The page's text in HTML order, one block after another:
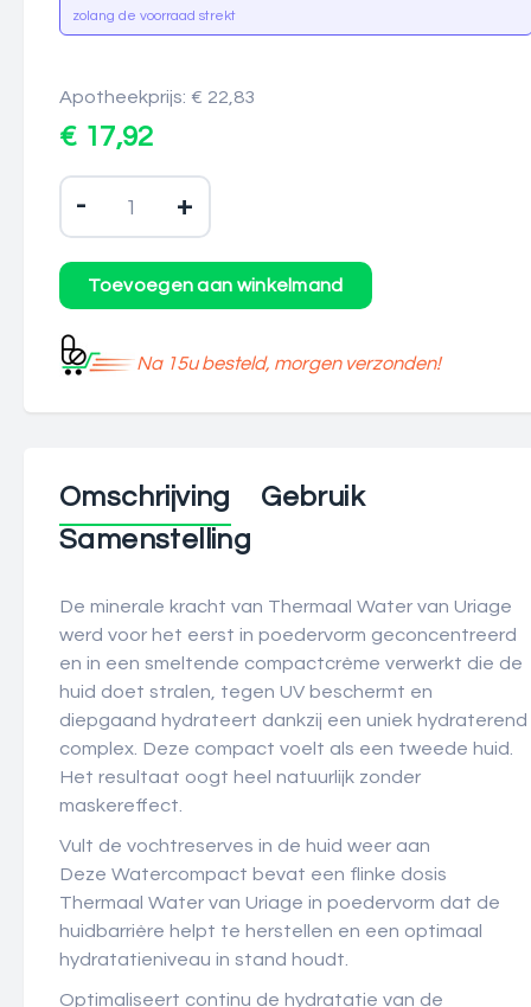
zolang de voorraad strekt
Apotheekprijs: € 22,83
€ 17,92
- +
Na 15u besteld, morgen verzonden!
Omschrijving
Gebruik
Samenstelling
De minerale kracht van Thermaal Water van Uriage
werd voor het eerst in poedervorm geconcentreerd
en in een smeltende compactcrème verwerkt die de
huid doet stralen, tegen UV beschermt en
diepgaand hydrateert dankzij een uniek hydraterend
complex. Deze compact voelt als een tweede huid.
Het resultaat oogt heel natuurlijk zonder
maskereffect.
Vult de vochtreserves in de huid weer aan
Deze Watercompact bevat een flinke dosis
Thermaal Water van Uriage in poedervorm dat de
huidbarrière helpt te herstellen en een optimaal
hydratatieniveau in stand houdt.
Optimaliseert continu de hydratatie van de